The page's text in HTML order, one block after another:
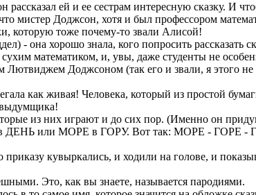
ей и ее сестрам интересную сказку. И
мистер Доджсон, хотя и был профессором
которую тоже почему-то звали Алисой!
она хорошо знала, кого попросить рассказать
математиком, и, увы, даже студенты не
Доджсоном (так его и звали, я этого
как живая! Человека, который из простой
выдумщика!
из них играют и до сих пор. (Именно он
в ДЕНЬ или МОРЕ в ГОРУ. Вот так: МОРЕ - ГОРЕ
кувыркались, и ходили на голове, и
Это, как вы знаете, называется пародиями.